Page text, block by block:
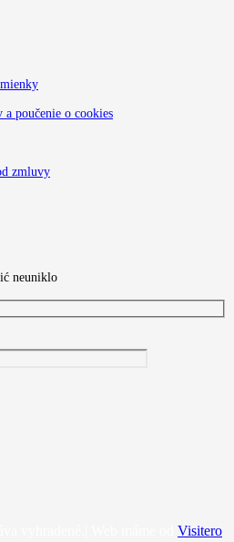
a poučenie o cookies
zmluvy
neuniklo
Visitero